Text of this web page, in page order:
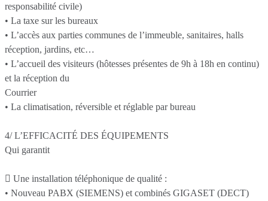
responsabilité civile)
• La taxe sur les bureaux
• L’accès aux parties communes de l’immeuble, sanitaires, halls
réception, jardins, etc…
• L’accueil des visiteurs (hôtesses présentes de 9h à 18h en continu)
et la réception du
Courrier
• La climatisation, réversible et réglable par bureau
4/ L’EFFICACITÉ DES ÉQUIPEMENTS
Qui garantit
 Une installation téléphonique de qualité :
• Nouveau PABX (SIEMENS) et combinés GIGASET (DECT)